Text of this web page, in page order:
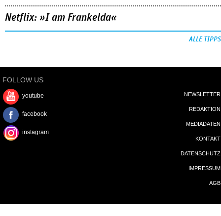
Netflix: »I am Frankelda«
ALLE TIPPS
FOLLOW US
youtube
facebook
instagram
NEWSLETTER
REDAKTION
MEDIADATEN
KONTAKT
DATENSCHUTZ
IMPRESSUM
AGB